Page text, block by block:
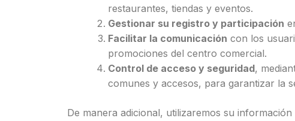
restaurantes, tiendas y eventos.
Gestionar su registro y participación
Facilitar la comunicación con los
promociones del centro comercial.
Control de acceso y seguridad,
comunes y accesos, para garantizar la
De manera adicional, utilizaremos su